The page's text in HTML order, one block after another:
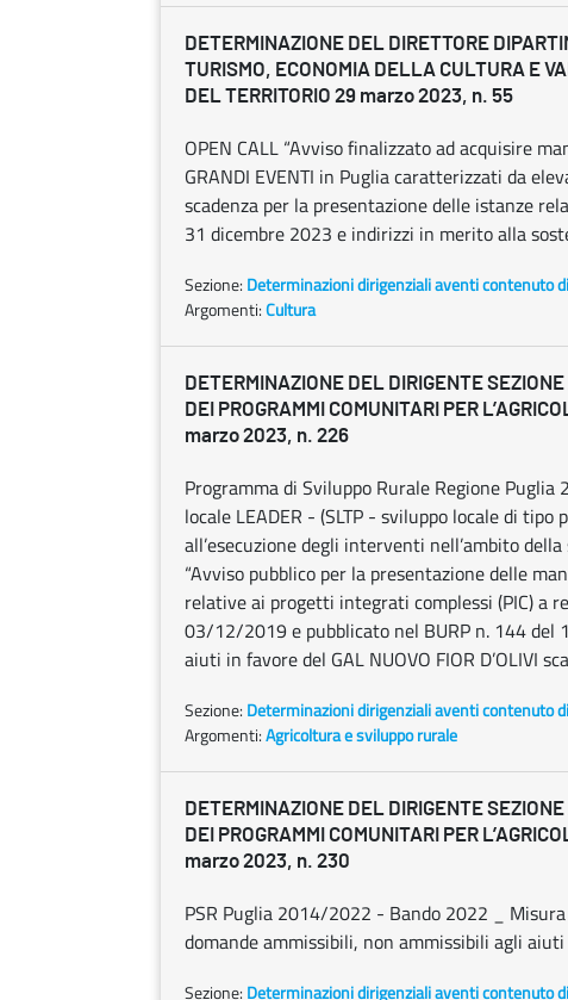
DETERMINAZIONE DEL DIRETTORE
TURISMO, ECONOMIA DELLA CULTURA E
DEL TERRITORIO 29 marzo 2023, n. 55
OPEN CALL “Avviso finalizzato ad acquisire
GRANDI EVENTI in Puglia caratterizzati da
scadenza per la presentazione delle istanze
31 dicembre 2023 e indirizzi in merito alla
Sezione: Determinazioni dirigenziali aventi contenuto
Argomenti:Cultura
DETERMINAZIONE DEL DIRIGENTE
DEI PROGRAMMI COMUNITARI PER
marzo 2023, n. 226
Programma di Sviluppo Rurale Regione
locale LEADER - (SLTP - sviluppo locale di
all’esecuzione degli interventi nell’ambito
“Avviso pubblico per la presentazione delle
relative ai progetti integrati complessi (PIC) a
03/12/2019 e pubblicato nel BURP n. 144
aiuti in favore del GAL NUOVO FIOR D’OLIVI
Sezione: Determinazioni dirigenziali aventi contenuto
Argomenti:Agricoltura e sviluppo rurale
DETERMINAZIONE DEL DIRIGENTE
DEI PROGRAMMI COMUNITARI PER
marzo 2023, n. 230
PSR Puglia 2014/2022 - Bando 2022 _
domande ammissibili, non ammissibili agli
Sezione: Determinazioni dirigenziali aventi contenuto